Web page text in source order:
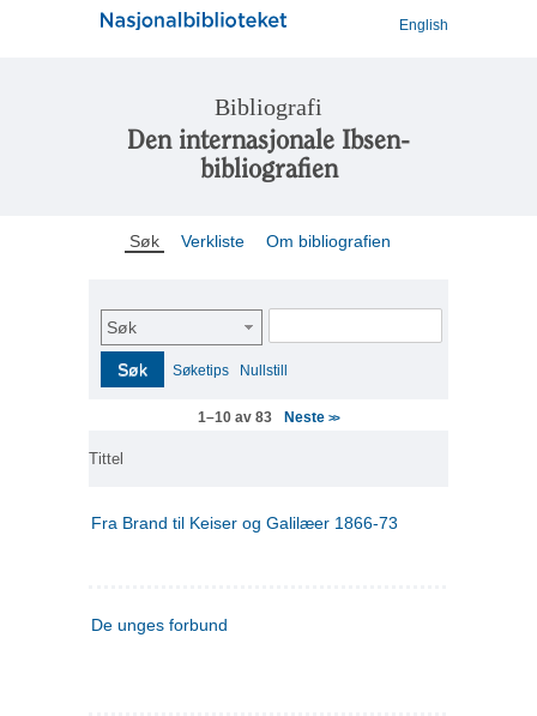
English
Bibliografi
Den internasjonale Ibsen-
bibliografien
Søk Verkliste Om bibliografien
Søk
Søk Søketips Nullstill
1–10 av 83 Neste>>
Tittel
Fra Brand til Keiser og Galilæer 1866-73
De unges forbund